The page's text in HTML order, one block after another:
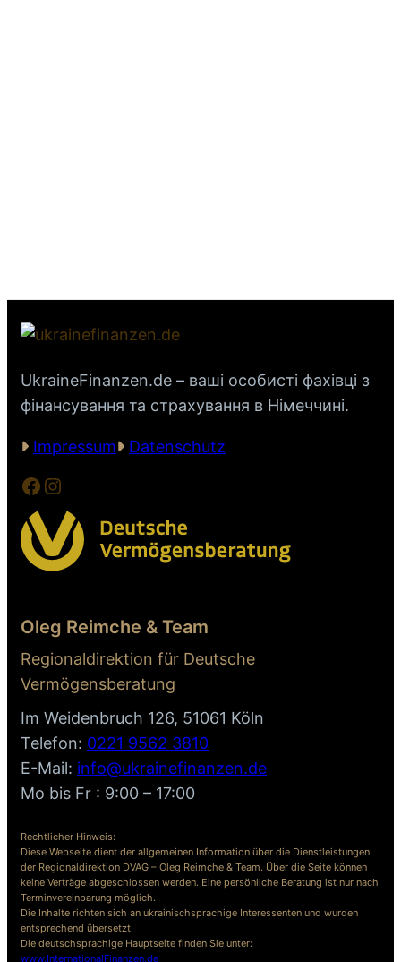
UkraineFinanzen.de – ваші особисті фахівці з
фінансування та страхування в Німеччині.
Impressum Datenschutz
Facebook Instagram
Oleg Reimche & Team
Regionaldirektion für Deutsche
Vermögensberatung
Im Weidenbruch 126, 51061 Köln
Telefon: 0221 9562 3810
E-Mail: info@ukrainefinanzen.de
Mo bis Fr : 9:00 – 17:00
Rechtlicher Hinweis:
Diese Webseite dient der allgemeinen Information über die Dienstleistungen
der Regionaldirektion DVAG – Oleg Reimche & Team. Über die Seite können
keine Verträge abgeschlossen werden. Eine persönliche Beratung ist nur nach
Terminvereinbarung möglich.
Die Inhalte richten sich an ukrainischsprachige Interessenten und wurden
entsprechend übersetzt.
Die deutschsprachige Hauptseite finden Sie unter:
www.InternationalFinanzen.de